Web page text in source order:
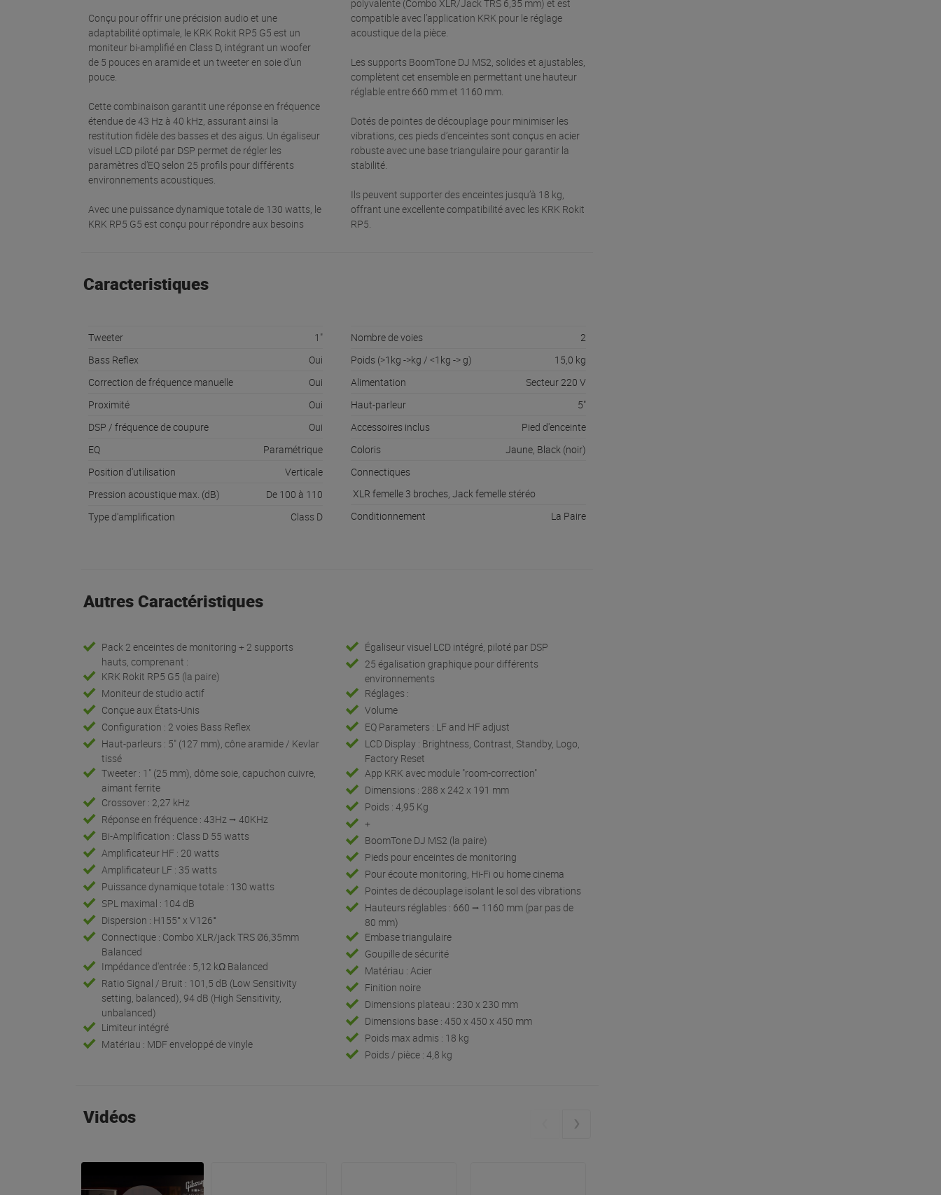
Conçu pour offrir une précision audio et une
adaptabilité optimale, le KRK Rokit RP5 G5 est un
moniteur bi-amplifié en Class D, intégrant un woofer
de 5 pouces en aramide et un tweeter en soie d’un
pouce.
Cette combinaison garantit une réponse en fréquence
étendue de 43 Hz à 40 kHz, assurant ainsi la
restitution fidèle des basses et des aigus. Un égaliseur
visuel LCD piloté par DSP permet de régler les
paramètres d’EQ selon 25 profils pour différents
environnements acoustiques.
Avec une puissance dynamique totale de 130 watts, le
KRK RP5 G5 est conçu pour répondre aux besoins
polyvalente (Combo XLR/Jack TRS 6,35 mm) et est
compatible avec l’application KRK pour le réglage
acoustique de la pièce.
Les supports BoomTone DJ MS2, solides et ajustables,
complètent cet ensemble en permettant une hauteur
réglable entre 660 mm et 1160 mm.
Dotés de pointes de découplage pour minimiser les
vibrations, ces pieds d’enceintes sont conçus en acier
robuste avec une base triangulaire pour garantir la
stabilité.
Ils peuvent supporter des enceintes jusqu’à 18 kg,
offrant une excellente compatibilité avec les KRK Rokit
RP5.
Caracteristiques
Tweeter
1"
Bass Reflex
Oui
Correction de fréquence manuelle
Oui
Proximité
Oui
DSP / fréquence de coupure
Oui
EQ
Paramétrique
Position d'utilisation
Verticale
Pression acoustique max. (dB)
De 100 à 110
Type d'amplification
Class D
Nombre de voies
2
Poids (>1kg ->kg / <1kg -> g)
15,0 kg
Alimentation
Secteur 220 V
Haut-parleur
5"
Accessoires inclus
Pied d'enceinte
Coloris
Jaune, Black (noir)
Connectiques
XLR femelle 3 broches, Jack femelle stéréo
Conditionnement
La Paire
Autres Caractéristiques
Pack 2 enceintes de monitoring + 2 supports
hauts, comprenant :
KRK Rokit RP5 G5 (la paire)
Moniteur de studio actif
Conçue aux États-Unis
Configuration : 2 voies Bass Reflex
Haut-parleurs : 5" (127 mm), cône aramide / Kevlar
tissé
Tweeter : 1" (25 mm), dôme soie, capuchon cuivre,
aimant ferrite
Crossover : 2,27 kHz
Réponse en fréquence : 43Hz ⭢ 40KHz
Bi-Amplification : Class D 55 watts
Amplificateur HF : 20 watts
Amplificateur LF : 35 watts
Puissance dynamique totale : 130 watts
SPL maximal : 104 dB
Dispersion : H155° x V126°
Connectique : Combo XLR/jack TRS Ø6,35mm
Balanced
Impédance d'entrée : 5,12 kΩ Balanced
Ratio Signal / Bruit : 101,5 dB (Low Sensitivity
setting, balanced), 94 dB (High Sensitivity,
unbalanced)
Limiteur intégré
Matériau : MDF enveloppé de vinyle
Égaliseur visuel LCD intégré, piloté par DSP
25 égalisation graphique pour différents
environnements
Réglages :
Volume
EQ Parameters : LF and HF adjust
LCD Display : Brightness, Contrast, Standby, Logo,
Factory Reset
App KRK avec module "room-correction"
Dimensions : 288 x 242 x 191 mm
Poids : 4,95 Kg
+
BoomTone DJ MS2 (la paire)
Pieds pour enceintes de monitoring
Pour écoute monitoring, Hi-Fi ou home cinema
Pointes de découplage isolant le sol des vibrations
Hauteurs réglables : 660 ⭢ 1160 mm (par pas de
80 mm)
Embase triangulaire
Goupille de sécurité
Matériau : Acier
Finition noire
Dimensions plateau : 230 x 230 mm
Dimensions base : 450 x 450 x 450 mm
Poids max admis : 18 kg
Poids / pièce : 4,8 kg
Vidéos